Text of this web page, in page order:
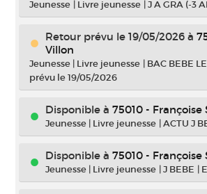
Jeunesse | Livre jeunesse |J A GRA (-3
Retour prévu le 19/05/2026 à
Villon
Jeunesse | Livre jeunesse | BAC BEBE
prévu le 19/05/2026
Disponible à 75010 - Françoise
Jeunesse | Livre jeunesse |ACTU J
Disponible à 75010 - Françoise
Jeunesse | Livre jeunesse |J BEBE |